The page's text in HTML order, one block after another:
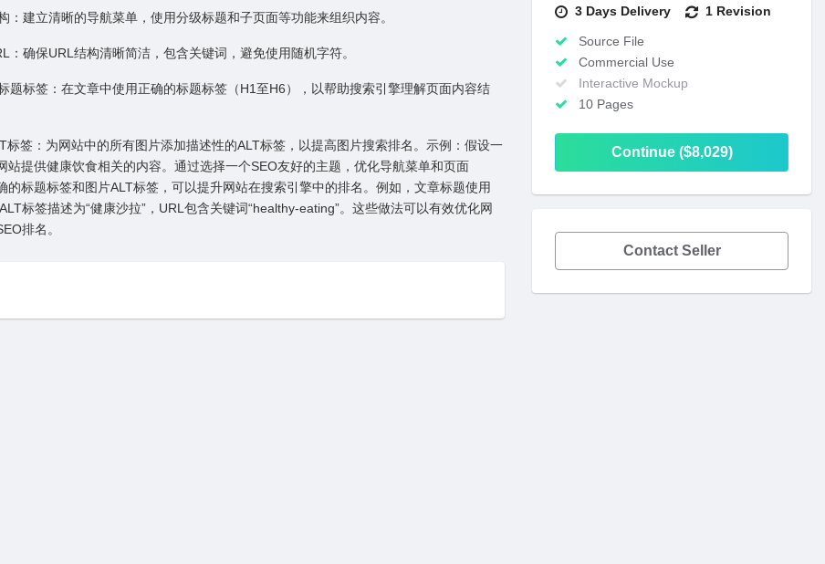
：建⽴清晰的导航菜单，使⽤分级标题和⼦页⾯等功能来组织内容。
：确保URL结构清晰简洁，包含关键词，避免使⽤随机字符。
题标签：在⽂章中使⽤正确的标题标签（H1⾄H6），以帮助搜索引擎理解页⾯内容结
标签：为⽹站中的所有图⽚添加描述性的ALT标签，以提⾼图⽚搜索排名。⽰例：假设⼀
站提供健康饮⾷相关的内容。通过选择⼀个SEO友好的主题，优化导航菜单和页⾯
的标题标签和图⽚ALT标签，可以提升⽹站在搜索引擎中的排名。例如，⽂章标题使⽤
标签描述为“健康沙拉”，URL包含关键词“healthy-eating”。这些做法可以有效优化⽹
排名。
3 Days Delivery 1 Revision
Source File
Commercial Use
Interactive Mockup
10 Pages
Continue ($8,029)
Contact Seller